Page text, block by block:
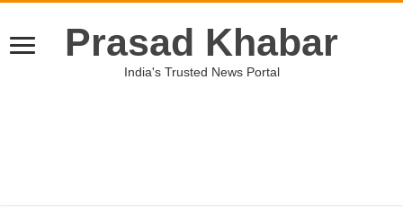
Prasad Khabar
India's Trusted News Portal